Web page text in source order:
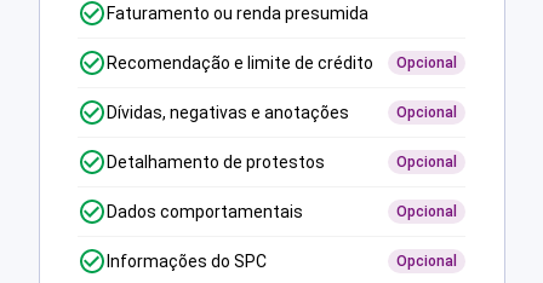
Faturamento ou renda presumida
Recomendação e limite de crédito Opcional
Dívidas, negativas e anotações Opcional
Detalhamento de protestos Opcional
Dados comportamentais Opcional
Informações do SPC Opcional